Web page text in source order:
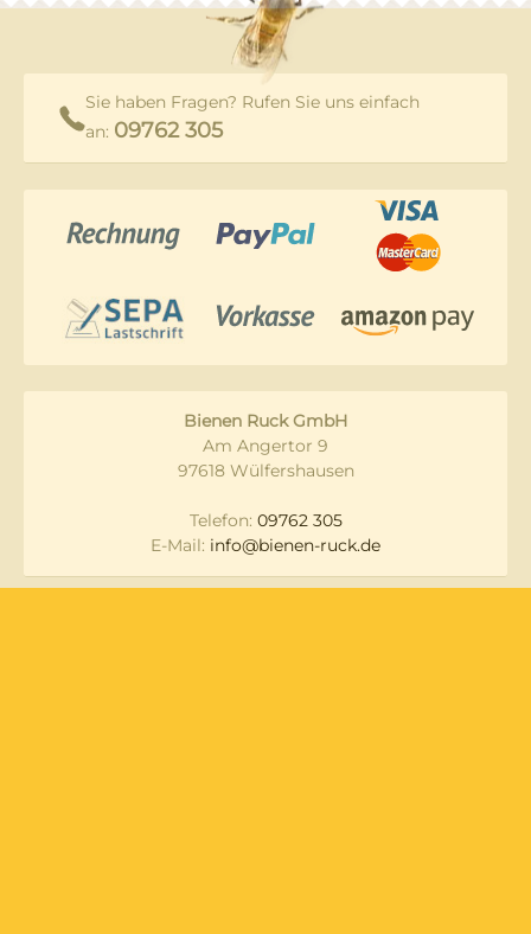
Sie haben Fragen? Rufen Sie uns einfach
an: 09762 305
Bienen Ruck GmbH
Am Angertor 9
97618 Wülfershausen
Telefon: 09762 305
E-Mail: info@bienen-ruck.de